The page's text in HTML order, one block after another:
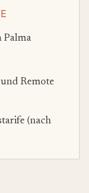
Palma
Remote
(nach